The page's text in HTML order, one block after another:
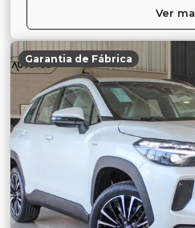
Ver
Garantia de Fábrica